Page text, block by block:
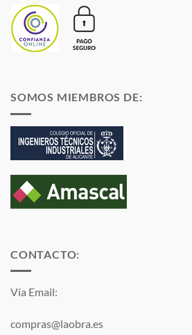
SOMOS MIEMBROS DE:
CONTACTO:
Vía Email:
compras@laobra.es